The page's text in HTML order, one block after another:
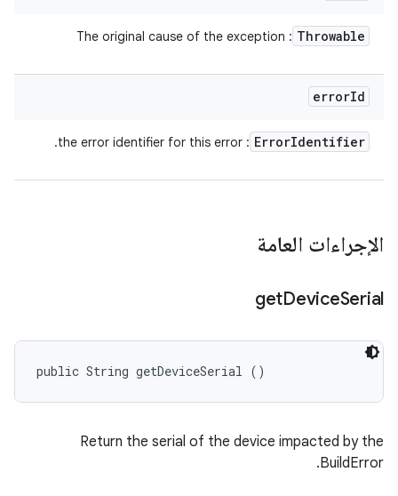
Throwable
: The original cause of the exception
errorId
ErrorIdentifier
: the error identifier for this error.
الإجراءات العامة
getDeviceSerial
public String getDeviceSerial ()
Return the serial of the device impacted by the
BuildError.